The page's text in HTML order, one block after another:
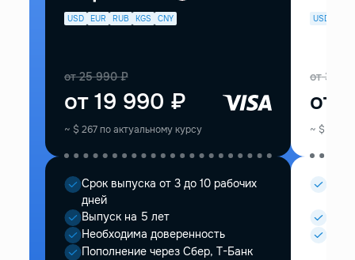
USD EUR RUB KGS CNY
от25 990₽
от19 990 ₽
~ $ 267по актуальному курсу
Срок выпуска от 3 до 10 рабочих
дней
Выпуск на 5 лет
Необходима доверенность
Пополнение через Сбер, Т-Банк
USD
от33
от
~ $